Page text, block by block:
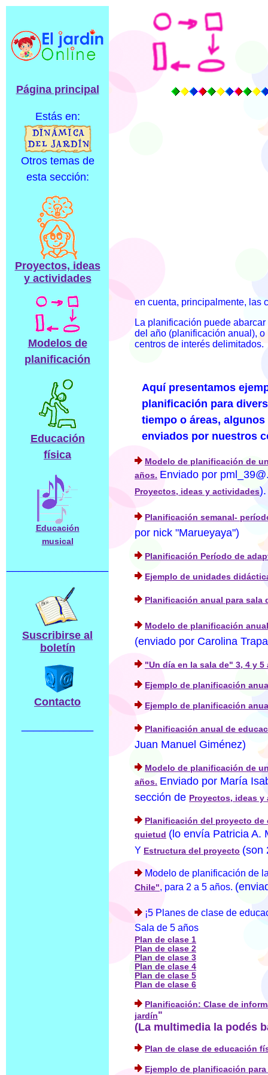
Página principal
Estás en:
Otros temas de
esta sección:
Proyectos, ideas
y actividades
Modelos de
planificación
Educación
física
Educación
musical
Suscribirse al
boletín
Contacto
en cuenta, principalmente, las
La planificación puede
del año (planificación anual),
centros de interés delimitados.
Aquí presentamos
planificación para
tiempo o áreas, algunos
enviados por nuestros
Modelo de planificación de
años. Enviado por
Proyectos, ideas y actividades).
Planificación semanal-
por nick "Marueyaya")
Planificación Período de
Ejemplo de unidades
Planificación anual para sala
Modelo de planificación
(enviado por Carolina
"Un día en la sala de" 3, 4 y 5
Ejemplo de planificación
Ejemplo de planificación
Planificación anual de
Juan Manuel Giménez)
Modelo de planificación de
años. Enviado por María
sección de Proyectos, ideas y
Planificación del proyecto
quietud (lo envía Patricia A.
Y Estructura del proyecto (son
Modelo de planificación de
Chile", para 2 a 5 años.
¡5 Planes de clase de
Sala de 5 años
Plan de clase 1
Plan de clase 2
Plan de clase 3
Plan de clase 4
Plan de clase 5
Plan de clase 6
Planificación: Clase de
jardín"
(La multimedia la podés
Plan de clase de educación
Ejemplo de planificación